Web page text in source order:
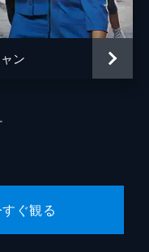
ン
ぐ観る